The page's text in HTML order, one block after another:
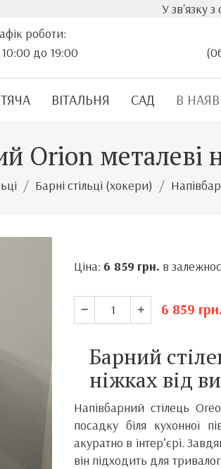
У зв'язку з стрімким
роботи:
до 19:00
ВІТАЛЬНЯ САД В
Orion металеві
Барні стільці (хокери)
Ціна: 6 859 грн. в
6 859 грн.
Барний
ніжках від
Напівбарний стілець
посадку біля кухонної
акуратно в інтер’єрі.
він підходить для